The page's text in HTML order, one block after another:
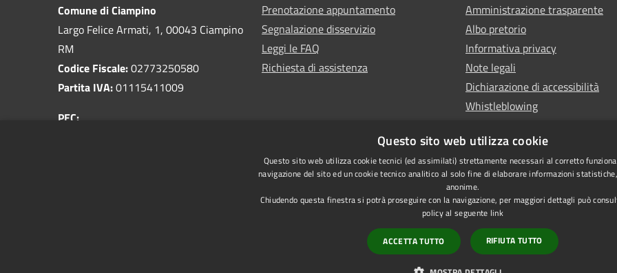
Comune di Ciampino
Largo Felice Armati, 1, 00043 Ciampino
RM
Codice Fiscale:02773250580
Partita IVA:01115411009
PEC:
Prenotazione appuntamento
Segnalazione disservizio
Leggi le FAQ
Richiesta di assistenza
Amministrazione trasparente
Albo pretorio
Informativa privacy
Note legali
Dichiarazione di accessibilità
Whistleblowing
Questo sito web utilizza cookie
Questo sito web utilizza cookie tecnici (ed assimilati) strettamente necessari al corretto
navigazione del sito ed un cookie tecnico analitico al solo fine di elaborare informazioni
anonime.
Chiudendo questa finestra si potrà proseguire con la navigazione, per maggiori dettagli può
policy al seguente link
ACCETTA TUTTO RIFIUTA TUTTO